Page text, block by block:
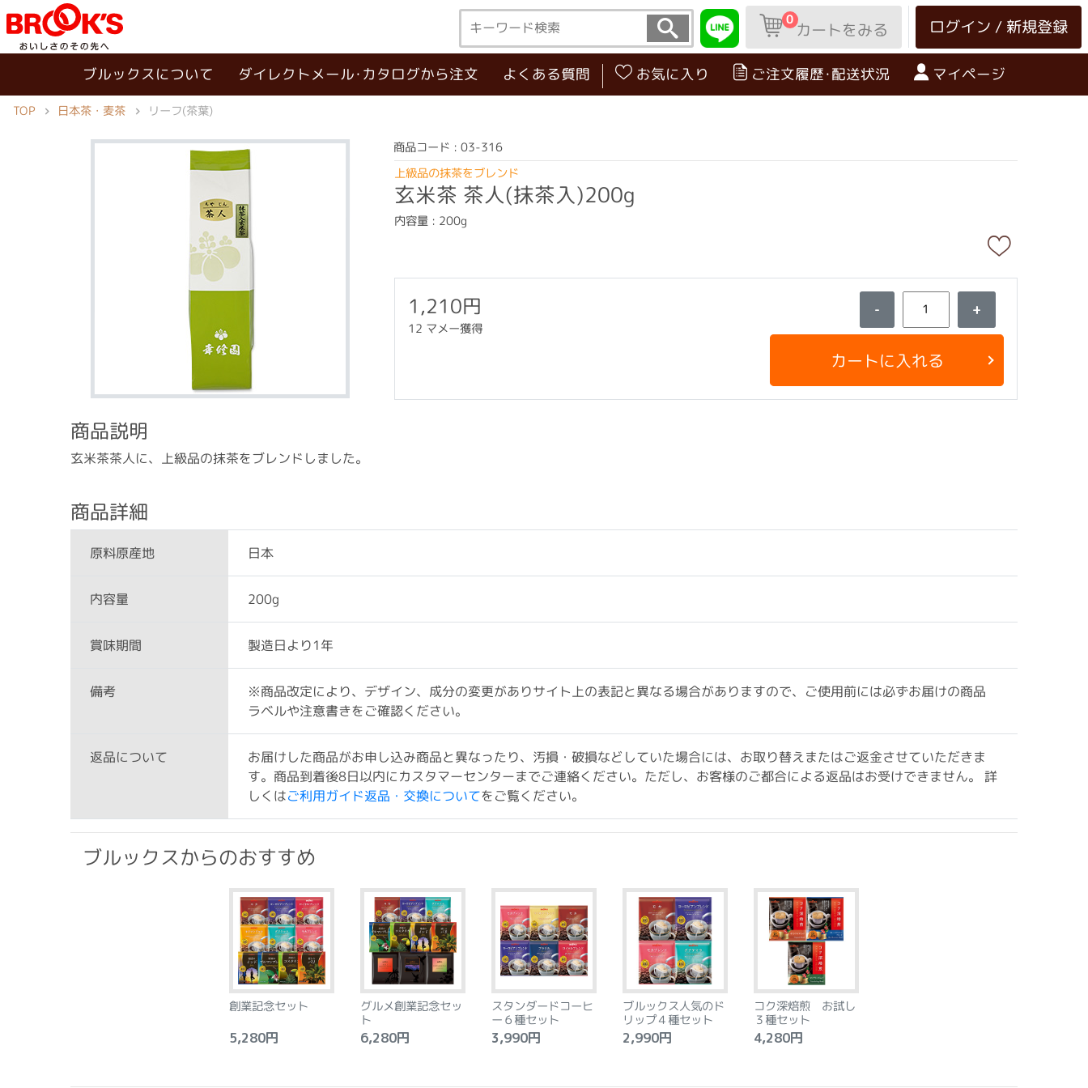
ログイン / 新規登録
0カートをみる
ブルックスについて ダイレクトメール･カタログから注文 よくある質問 お気に入り ご注文履歴･配送状況 マイページ
TOP 日本茶・麦茶 リーフ(茶葉)
商品コード : 03-316
上級品の抹茶をブレンド
玄米茶 茶人(抹茶入)200g
内容量 : 200g
1,210円
12 マメー獲得
- +
カートに入れる
商品説明
玄米茶茶人に、上級品の抹茶をブレンドしました。
商品詳細
原料原産地 日本
内容量 200g
賞味期間 製造日より1年
備考 ※商品改定により、デザイン、成分の変更がありサイト上の表記と異なる場合がありますので、ご使用前には必ずお届けの商品
ラベルや注意書きをご確認ください。
返品について お届けした商品がお申し込み商品と異なったり、汚損・破損などしていた場合には、お取り替えまたはご返金させていただきま
す。商品到着後8日以内にカスタマーセンターまでご連絡ください。ただし、お客様のご都合による返品はお受けできません。 詳
しくはご利用ガイド返品・交換についてをご覧ください。
ブルックスからのおすすめ
創業記念セット
5,280円
グルメ創業記念セッ
ト
6,280円
スタンダードコーヒ
ー６種セット
3,990円
ブルックス人気のド
リップ４種セット
2,990円
コク深焙煎 お試し
３種セット
4,280円